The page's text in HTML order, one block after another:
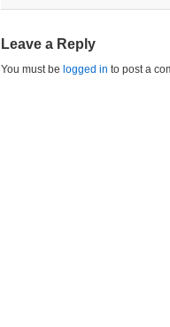
Leave a Reply
You must be logged in to post a